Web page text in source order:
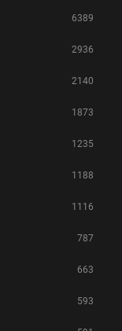
6389
2936
2140
1873
1235
1188
1116
787
663
593